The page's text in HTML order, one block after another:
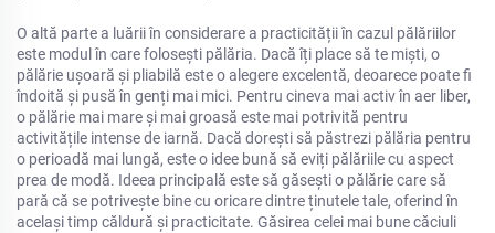
O altă parte a luării în considerare a practicității în cazul pălăriilor
este modul în care folosești pălăria. Dacă îți place să te miști, o
pălărie ușoară și pliabilă este o alegere excelentă, deoarece poate fi
îndoită și pusă în genți mai mici. Pentru cineva mai activ în aer liber,
o pălărie mai mare și mai groasă este mai potrivită pentru
activitățile intense de iarnă. Dacă dorești să păstrezi pălăria pentru
o perioadă mai lungă, este o idee bună să eviți pălăriile cu aspect
prea de modă. Ideea principală este să găsești o pălărie care să
pară că se potrivește bine cu oricare dintre ținutele tale, oferind în
același timp căldură și practicitate. Găsirea celei mai bune căciuli